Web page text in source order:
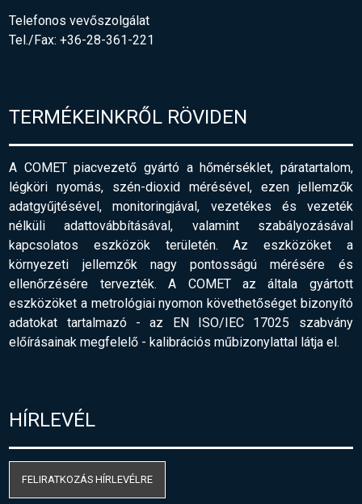
Telefonos vevőszolgálat
Tel./Fax: +36-28-361-221
TERMÉKEINKRŐL RÖVIDEN
A COMET piacvezető gyártó a hőmérséklet, páratartalom,
légköri nyomás, szén-dioxid mérésével, ezen jellemzők
adatgyűjtésével, monitoringjával, vezetékes és vezeték
nélküli adattovábbításával, valamint szabályozásával
kapcsolatos eszközök területén. Az eszközöket a
környezeti jellemzők nagy pontosságú mérésére és
ellenőrzésére tervezték. A COMET az általa gyártott
eszközöket a metrológiai nyomon követhetőséget bizonyító
adatokat tartalmazó - az EN ISO/IEC 17025 szabvány
előírásainak megfelelő - kalibrációs műbizonylattal látja el.
HÍRLEVÉL
FELIRATKOZÁS HÍRLEVÉLRE